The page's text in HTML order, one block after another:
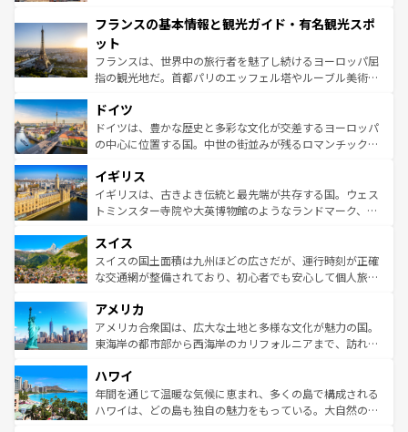
ませてくれるイタリアで、忘れられない旅をしてみよう！
なお、新着のイタリア情報は
しい。
文化が根付くこの国では、情熱的なフラメンコ、熱気あふ
れる闘牛、そして美味しいタパスが生活の一部となってい
る。首都マドリードの洗練された雰囲気や、バルセロナの
アートに溢れた街角から、地方では古代ローマ遺跡や中世
せる。地方によって風土や気候が異なるスペインはその個
性で訪れる人を魅了する。 なお、新着のスペイン情報は コ
ンテンツ一覧を参照してほしい。
フランスの基本情報と観光ガイド・有名観光スポ
ット
フランスは、世界中の旅行者を魅了し続けるヨーロッパ屈
指の観光地だ。首都パリのエッフェル塔やルーブル美術館
で、幅広い魅力が詰まっている。華麗な宮殿、歴史的な大
聖堂、美しいビーチ、そして豊かな自然が、訪れる者を心
から魅了する。また、フランスは美食の国としても知ら
いる。シャンパンの発祥地であるランス、プロヴァンスの
香り高いラベンダー畑など、多彩な楽しみ方が可能だ。さ
らに、パリ以外の地域にも魅力が溢れており、どの街角に
れる地方に足を運ぶとそれぞれで全く異なる文化を体験で
きるだろう。 なお、新着のフランス情報はコンテンツ一覧
を参照してほしい。
ドイツ
ドイツは、豊かな歴史と多彩な文化が交差するヨーロッパ
の中心に位置する国。中世の街並みが残るロマンチック街
顔を持つこの国は、どこを歩いても飽きることがない。ベ
ルリンの文化的活気、バイエルン州のアルプスの絶景、そ
してライン川沿いのワイン畑といった風景は必見。ビール
は、お酒好きな人にはぜひ体験してほしい。 なお、新着の
ドイツ情報はコンテンツ一覧を参照してほしい。
イギリス
イギリスは、古きよき伝統と最先端が共存する国。ウェス
トミンスター寺院や大英博物館のようなランドマーク、歴
リアごとに異なる魅力がある。また、優雅なアフタヌーン
ティー、ビール好きにはたまらない英国パブ、サッカー観
戦など、本場だからこそできる体験も豊富。イギリスを旅
ンツ一覧を参照してほしい。
スイス
スイスの国土面積は九州ほどの広さだが、運行時刻が正確
な交通網が整備されており、初心者でも安心して個人旅行
の建物がそのまま残る町や、スイスならではのユニークな
博物館もあり、アルプス観光だけでなく町歩きも満喫する
ことができる。国民の所得が高いため物価も高いが、旅行
ば市内交通費無料で観光を楽しむこともできる。 なお、新
着のスイス情報はコンテンツ一覧 を参照してほしい。
アメリカ
アメリカ合衆国は、広大な土地と多様な文化が魅力の国。
東海岸の都市部から西海岸のカリフォルニアまで、訪れる
のような巨大都市は、観光、ショッピング、エンターテイ
ンメントが詰まった刺激的なスポットだ。一方、アメリカ
西部には大自然が広がり、グランドキャニオンやイエロー
ハワイ
年間を通じて温暖な気候に恵まれ、多くの島で構成される
ハワイは、どの島も独自の魅力をもっている。大自然の神